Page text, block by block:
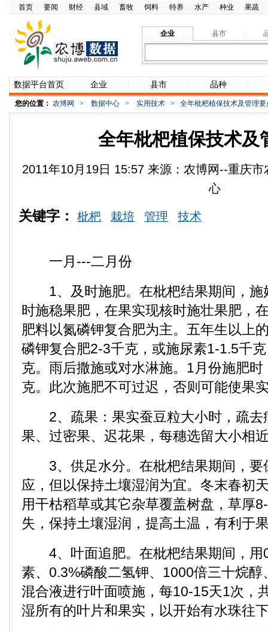
首页 要闻 财经 县域 畜牧 饲料 特养 水产 种业 果蔬
企业 县市
数据平台首页 企业 县市 品种
您的位置： 农博网 > 数据中心 > 实用技术 > 全年枇杷植保技术及管理要
全年枇杷植保技术及
2011年10月19日 15:57 来源：农博网--重庆
心
关键字： 枇杷 栽培 管理 技术
一月---二月份
1、及时施肥。在枇杷结果期间，施
时施稳果肥，在果实现核时施壮果肥，
肥料以氮磷钾复合肥为主。五年生以上
磷钾复合肥2-3千克，或施尿素1-1.5千
克。雨后撒施或对水淋施。1月份施肥
克。此次施肥不可过迟，否则可能使果
2、疏果：果实蚕豆粒大小时，疏去
果、过密果、迟花果，每穗选留大小相
3、供足水分。在枇杷结果期间，要
应，但以保持土壤湿润为宜。冬末春初
用干枯稻草或其它杂草覆盖树盘，草厚
失，保持土壤湿润，提高土温，有利于
4、叶面追肥。在枇杷结果期间，用
素、0.3%磷酸二氢钾、1000倍三十烷
混合液进行叶面喷施，每10-15天1次，
湿所有的叶片和果实，以开始有水珠往